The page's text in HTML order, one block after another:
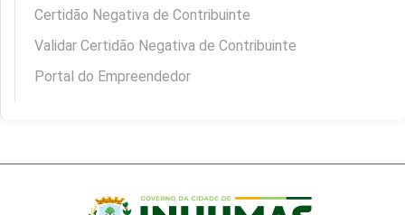
Certidão Negativa de Contribuinte
Validar Certidão Negativa de Contribuinte
Portal do Empreendedor